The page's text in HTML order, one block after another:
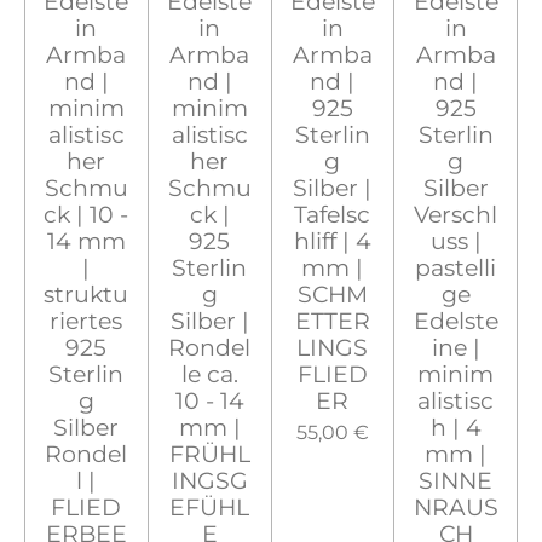
in
Armba
nd |
minim
alistisc
her
Schmu
ck | 10 -
14 mm
|
struktu
riertes
925
Sterlin
g
Silber
Rondel
l |
FLIED
ERBEE
in
Armba
nd |
minim
alistisc
her
Schmu
ck |
925
Sterlin
g
Silber |
Rondel
le ca.
10 - 14
mm |
FRÜHL
INGSG
EFÜHL
E
in
Armba
nd |
925
Sterlin
g
Silber |
Tafelsc
hliff | 4
mm |
SCHM
ETTER
LINGS
FLIED
ER
55,00 €
in
Armba
nd |
925
Sterlin
g
Silber
Verschl
uss |
pastelli
ge
Edelste
ine |
minim
alistisc
h | 4
mm |
SINNE
NRAUS
CH